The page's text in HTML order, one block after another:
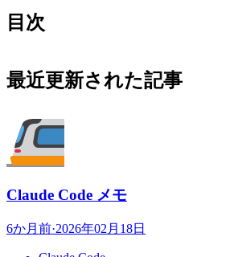
目次
最近更新された記事
Claude Code メモ
6か月前·2026年02月18日